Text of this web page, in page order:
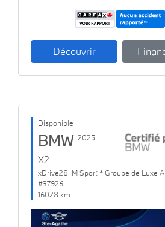
Découvrir
Disponible
BMW 2025
X2
xDrive28i M Sport * Groupe de Luxe
#37926
16028 km